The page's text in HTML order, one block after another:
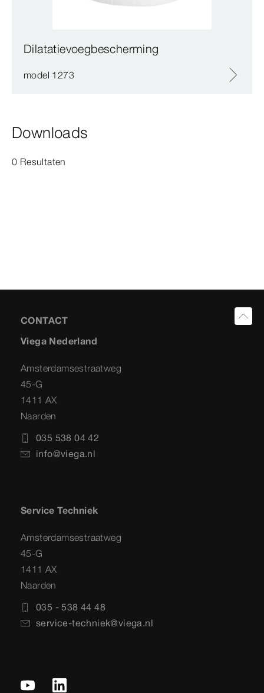
Dilatatievoegbescherming
model 1273
Downloads
0 Resultaten
CONTACT
Viega Nederland
Amsterdamsestraatweg
45-G
1411 AX
Naarden
035 538 04 42
info@viega.nl
Service Techniek
Amsterdamsestraatweg
45-G
1411 AX
Naarden
035 - 538 44 48
service-techniek@viega.nl